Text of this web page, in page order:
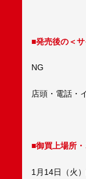
■発売後の＜
NG
店頭・電話・
■御買上場所
1月14日（火